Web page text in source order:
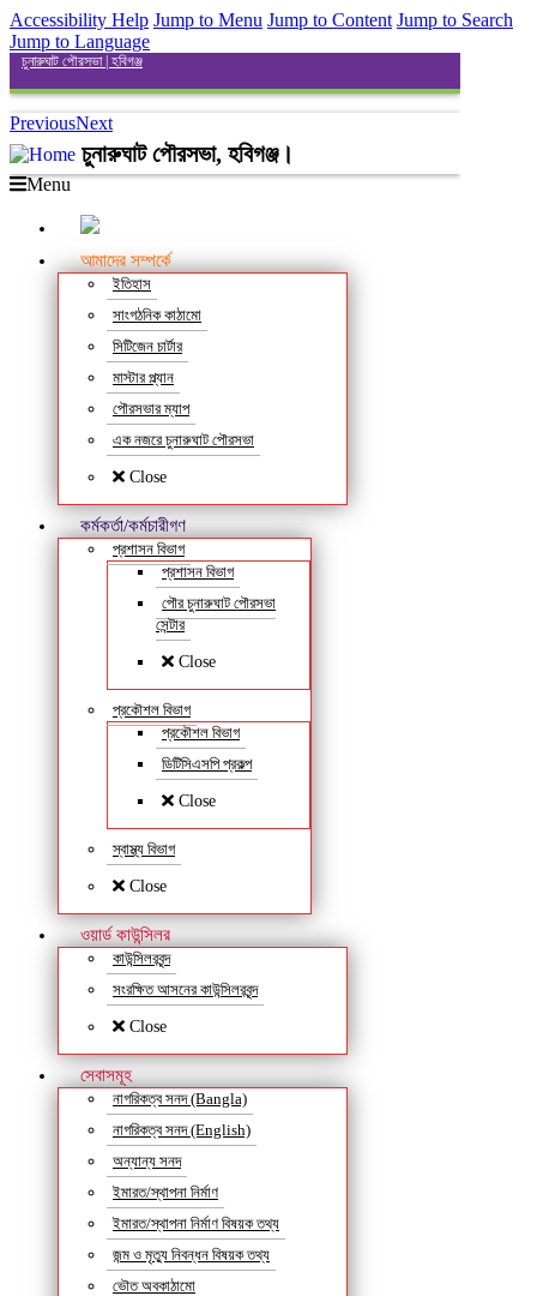
Accessibility Help Jump to Menu Jump to Content Jump to Search
Jump to Language
চুনারুঘাট পৌরসভা | হবিগঞ্জ
PreviousNext
চুনারুঘাট পৌরসভা, হবিগঞ্জ।
Menu
আমাদের সম্পর্কে
ইতিহাস
সাংগঠনিক কাঠামো
সিটিজেন চার্টার
মাস্টার প্ল্যান
পৌরসভার ম্যাপ
এক নজরে চুনারুঘাট পৌরসভা
Close
কর্মকর্তা/কর্মচারীগণ
প্রশাসন বিভাগ
প্রশাসন বিভাগ
পৌর চুনারুঘাট পৌরসভা
সেন্টার
Close
প্রকৌশল বিভাগ
প্রকৌশল বিভাগ
ডিটিসিএসপি প্রকল্প
Close
স্বাস্থ্য বিভাগ
Close
ওয়ার্ড কাউন্সিলর
কাউন্সিলরবৃন্দ
সংরক্ষিত আসনের কাউন্সিলরবৃন্দ
Close
সেবাসমূহ
নাগরিকত্ব সনদ (Bangla)
নাগরিকত্ব সনদ (English)
অন্যান্য সনদ
ইমারত/স্থাপনা নির্মাণ
ইমারত/স্থাপনা নির্মাণ বিষয়ক তথ্য
জন্ম ও মৃত্যু নিবন্ধন বিষয়ক তথ্য
ভৌত অবকাঠামো